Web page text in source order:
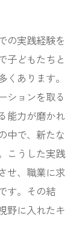
の実践経験を
子どもたちと
あります。
ションを取る
能力が磨かれ
中で、新たな
こうした実践
せ、職業に求
す。その結
野に入れたキ